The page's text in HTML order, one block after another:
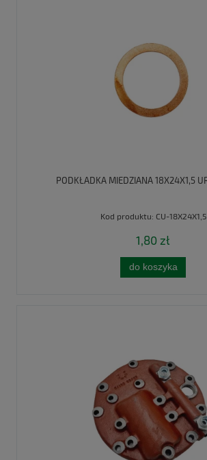
PODKŁADKA MIEDZIANA 18X24X1,5
Kod produktu: CU-18X24X1,5
1,80 zł
do koszyka